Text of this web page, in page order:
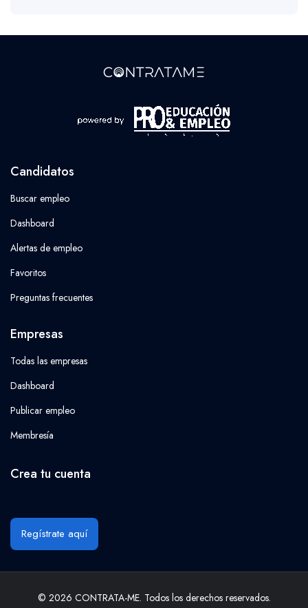
Candidatos
Buscar empleo
Dashboard
Alertas de empleo
Favoritos
Preguntas frecuentes
Empresas
Todas las empresas
Dashboard
Publicar empleo
Membresía
Crea tu cuenta
Regístrate aquí
© 2026 CONTRATA-ME. Todos los derechos reservados.